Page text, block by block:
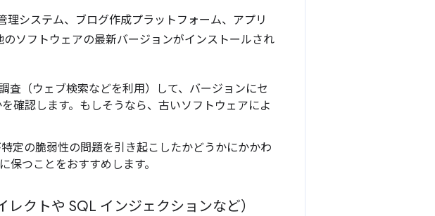
システム、ブログ作成プラットフォーム、アプリ
ソフトウェアの最新バージョンがインストールされ
査（ウェブ検索などを利用）して、バージョンにセ
確認します。もしそうなら、古いソフトウェアによ
定の脆弱性の問題を引き起こしたかどうかにかかわ
保つことをおすすめします。
クトや SQL インジェクションなど）